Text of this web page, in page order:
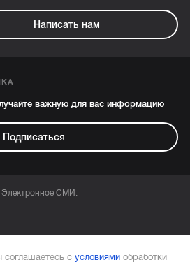
Написать нам
важную для вас информацию
Подписаться
Электронное СМИ.
с условиями обработки